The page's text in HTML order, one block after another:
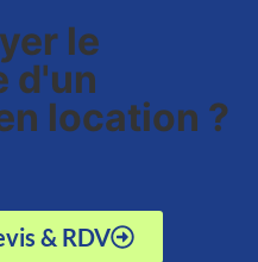
le
d'un
location ?
& RDV